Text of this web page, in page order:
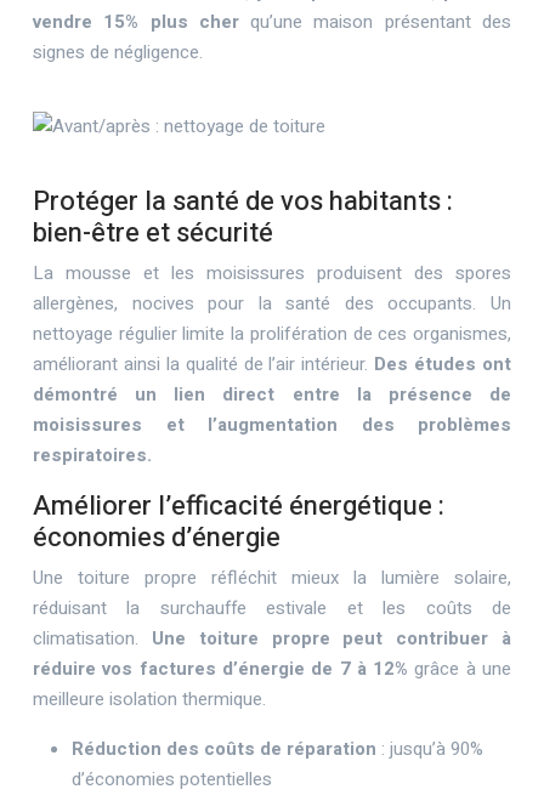
vendre 15% plus cherqu’une maison présentant des
signes de négligence.
Protéger la santé de vos habitants :
bien-être et sécurité
La mousse et les moisissures produisent des spores
allergènes, nocives pour la santé des occupants. Un
nettoyage régulier limite la prolifération de ces organismes,
améliorant ainsi la qualité de l’air intérieur. Des études ont
démontré un lien direct entre la présence de
moisissures et l’augmentation des problèmes
respiratoires.
Améliorer l’efficacité énergétique :
économies d’énergie
Une toiture propre réfléchit mieux la lumière solaire,
réduisant la surchauffe estivale et les coûts de
climatisation. Une toiture propre peut contribuer à
réduire vos factures d’énergie de 7 à 12%grâce à une
meilleure isolation thermique.
Réduction des coûts de réparation : jusqu’à 90%
d’économies potentielles